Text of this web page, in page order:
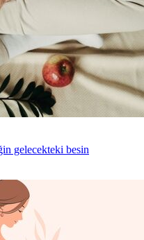
gelecekteki besin